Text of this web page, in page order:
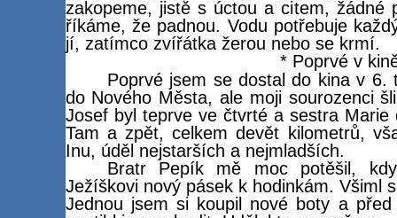
zakopeme, jistě s úctou a citem, žádné
říkáme, že padnou. Vodu potřebuje
jí, zatímco zvířátka žerou nebo se krmí.
* Poprvé v
Poprvé jsem se dostal do kina v
do Nového Města, ale moji sourozenci
Josef byl teprve ve čtvrté a sestra
Tam a zpět, celkem devět kilometrů,
Inu, úděl nejstarších a nejmladších.
Bratr Pepík mě moc potěšil,
Ježíškovi nový pásek k hodinkám. Všiml
Jednou jsem si koupil nové boty a